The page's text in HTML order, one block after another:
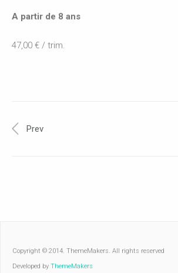
A partir de 8 ans
47,00 € / trim.
Prev
Copyright © 2014. ThemeMakers. All rights reserved
Developed by ThemeMakers